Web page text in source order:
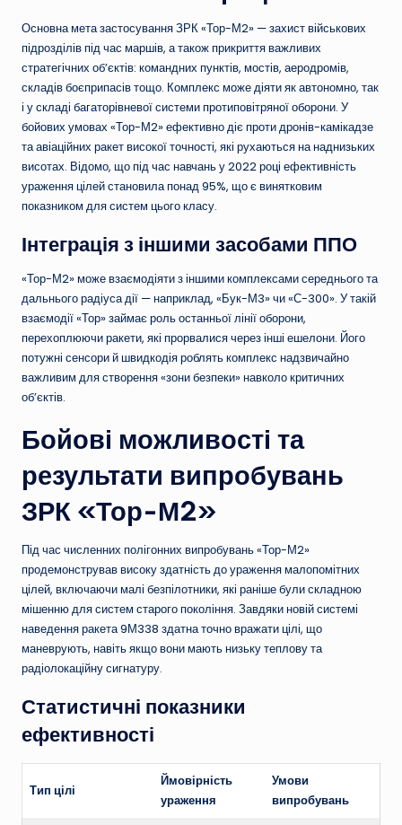
Основна мета застосування ЗРК «Тор-М2» — захист військових
підрозділів під час маршів, а також прикриття важливих
стратегічних об’єктів: командних пунктів, мостів, аеродромів,
складів боєприпасів тощо. Комплекс може діяти як автономно, так
і у складі багаторівневої системи протиповітряної оборони. У
бойових умовах «Тор-М2» ефективно діє проти дронів-камікадзе
та авіаційних ракет високої точності, які рухаються на наднизьких
висотах. Відомо, що під час навчань у 2022 році ефективність
ураження цілей становила понад 95%, що є винятковим
показником для систем цього класу.
Інтеграція з іншими засобами ППО
«Тор-М2» може взаємодіяти з іншими комплексами середнього та
дальнього радіуса дії — наприклад, «Бук-М3» чи «С-300». У такій
взаємодії «Тор» займає роль останньої лінії оборони,
перехоплюючи ракети, які прорвалися через інші ешелони. Його
потужні сенсори й швидкодія роблять комплекс надзвичайно
важливим для створення «зони безпеки» навколо критичних
об’єктів.
Бойові можливості та
результати випробувань
ЗРК «Тор-М2»
Під час численних полігонних випробувань «Тор-М2»
продемонстрував високу здатність до ураження малопомітних
цілей, включаючи малі безпілотники, які раніше були складною
мішенню для систем старого покоління. Завдяки новій системі
наведення ракета 9М338 здатна точно вражати цілі, що
маневрують, навіть якщо вони мають низьку теплову та
радіолокаційну сигнатуру.
Статистичні показники
ефективності
Тип цілі
Ймовірність
ураження
Умови
випробувань